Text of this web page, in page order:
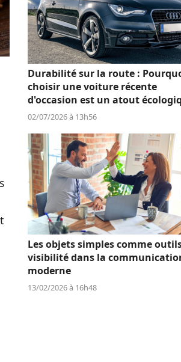
Durabilité sur la route :
choisir une voiture récente
d'occasion est un atout
économique
02/07/2026 à 13h56
Les objets simples comme
visibilité dans la
moderne
13/02/2026 à 16h48